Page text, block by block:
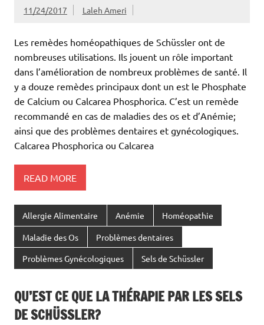
11/24/2017 Laleh Ameri
Les remèdes homéopathiques de Schüssler ont de
nombreuses utilisations. Ils jouent un rôle important
dans l’amélioration de nombreux problèmes de santé. Il
y a douze remèdes principaux dont un est le Phosphate
de Calcium ou Calcarea Phosphorica. C’est un remède
recommandé en cas de maladies des os et d’Anémie;
ainsi que des problèmes dentaires et gynécologiques.
Calcarea Phosphorica ou Calcarea
READ MORE
Allergie Alimentaire Anémie Homéopathie
Maladie des Os Problèmes dentaires
Problèmes Gynécologiques Sels de Schüssler
QU’EST CE QUE LA THÉRAPIE PAR LES SELS
DE SCHÜSSLER?